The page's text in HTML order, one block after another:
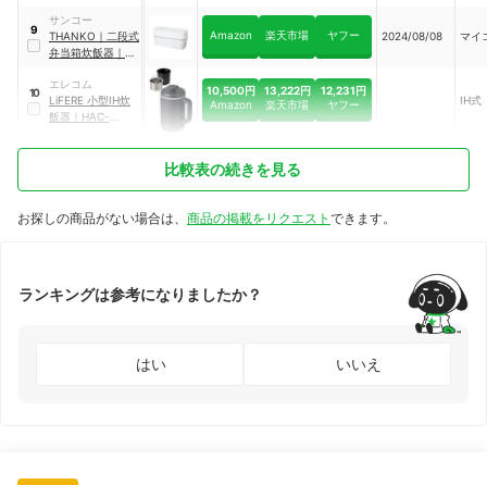
SR-VSX189-K
9
サンコー
THANKO ｜ 二段式
弁当箱炊飯器 ｜
Amazon 楽天市場 ヤフー 2024/08/08 マイ
10
エレコム
LiFERE 小型IH炊
飯器
HAC-
10,500円
Amazon
13,222円
楽天市場
12,231円
ヤフー
IH式
比較表の続きを見る
お探しの商品がない場合は、 商品の掲載をリクエスト できます。
ランキングは参考になりましたか？
はい いいえ